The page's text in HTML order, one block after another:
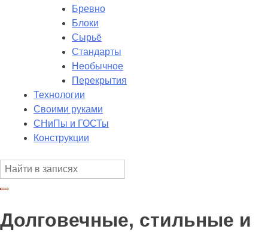
Бревно
Блоки
Сырьё
Стандарты
Необычное
Перекрытия
Технологии
Своими руками
СНиПы и ГОСТы
Конструкции
Долговечные, стильные и